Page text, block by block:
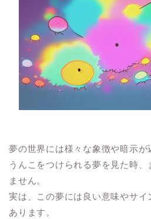
夢の世界には様々な象徴や暗示が
うんこをつけられる夢を見た時
ません。
実は、この夢には良い意味やサ
あります。